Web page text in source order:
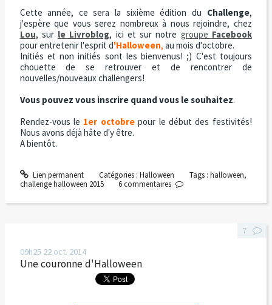
Cette année, ce sera la sixième édition du Challenge,
j'espère que vous serez nombreux à nous rejoindre, chez
Lou, sur le Livroblog, ici et sur notre groupe Facebook
pour entretenir l'esprit d'Halloween, au mois d'octobre.
Initiés et non initiés sont les bienvenus! ;) C'est toujours
chouette de se retrouver et de rencontrer de
nouvelles/nouveaux challengers!
Vous pouvez vous inscrire quand vous le souhaitez.
Rendez-vous le 1er octobrepour le début des festivités!
Nous avons déjà hâte d'y être.
A bientôt.
Lien permanent Catégories : Halloween Tags : halloween,
challenge halloween 2015
6commentaires
09h25 22 oct. 2014
Une couronne d'Halloween
7